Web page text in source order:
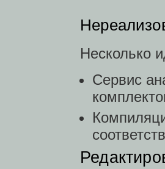
Несколько
Сервис